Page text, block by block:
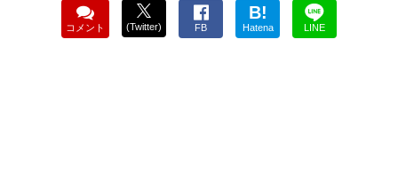
コメント (Twitter) FB
B!
Hatena LINE